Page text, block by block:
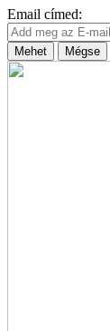
Email címed:
Mehet Mégse